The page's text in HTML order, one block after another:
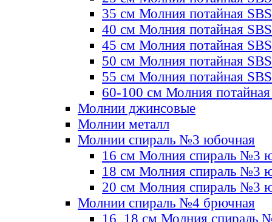
35 см Молния потайная SBS
40 см Молния потайная SBS
45 см Молния потайная SBS
50 см Молния потайная SBS
55 см Молния потайная SBS
60-100 см Молния
Молнии джинсовые
Молнии металл
Молнии спираль №3 юбочная
16 см Молния спираль №3
18 см Молния спираль №3
20 см Молния спираль №3
Молнии спираль №4 брючная
16, 18 см Молния спираль